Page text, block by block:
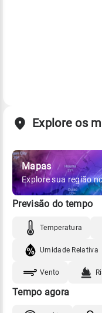
Explore os
Mapas
Explore sua região
Previsão do tempo
Temperatura
Umidade Relativa
Vento
Tempo agora